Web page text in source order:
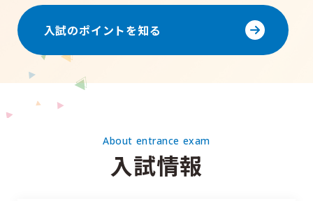
入試のポイントを知る
About entrance exam
入試情報